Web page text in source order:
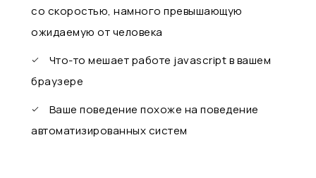
со скоростью, намного превышающую
ожидаемую от человека
Что-то мешает работе javascript в вашем
браузере
Ваше поведение похоже на поведение
автоматизированных систем